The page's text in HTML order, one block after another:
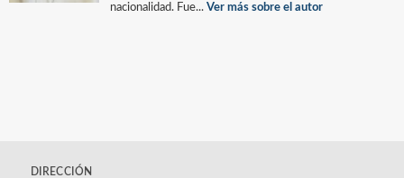
nacionalidad. Fue... Ver más sobre el autor
DIRECCIÓN